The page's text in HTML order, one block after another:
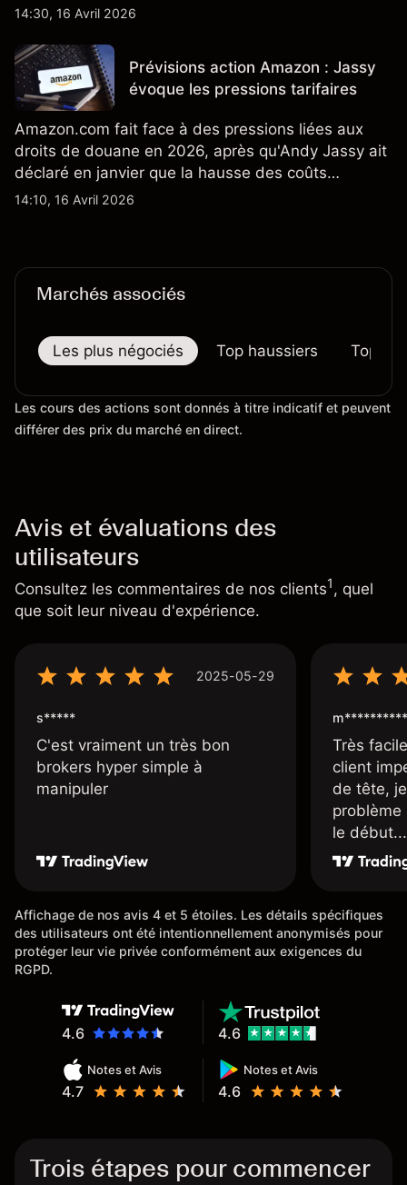
également la croissance des stocks et les projets
nouveau SUV. Découvrez les objectifs de cours
TSLA d'analystes tiers.
14:30, 16 Avril 2026
Prévisions action Amazon : Jassy
évoque les pressions tarifaires
Amazon.com fait face à des pressions liées aux
droits de douane en 2026, après qu'Andy Jassy ait
déclaré en janvier que la hausse des coûts
d'importation commençait à se répercuter sur
14:10, 16 Avril 2026
Marchés associés
Les plus négociés Top haussiers Top
Les cours des actions sont donnés à titre indicatif et peuvent
différer des prix du marché en direct.
Avis et évaluations des
utilisateurs
Consultez les commentaires de nos clients1, quel
que soit leur niveau d'expérience.
2025-05-29
s*****
C'est vraiment un très bon
brokers hyper simple à
manipuler
m**********
Très
client
de tête,
problème
le début...
Affichage de nos avis 4 et 5 étoiles. Les détails spécifiques
des utilisateurs ont été intentionnellement anonymisés pour
protéger leur vie privée conformément aux exigences du
RGPD.
4.6
Notes et Avis
4.7
Notes et Avis
4.6
4.6
Trois étapes pour commencer